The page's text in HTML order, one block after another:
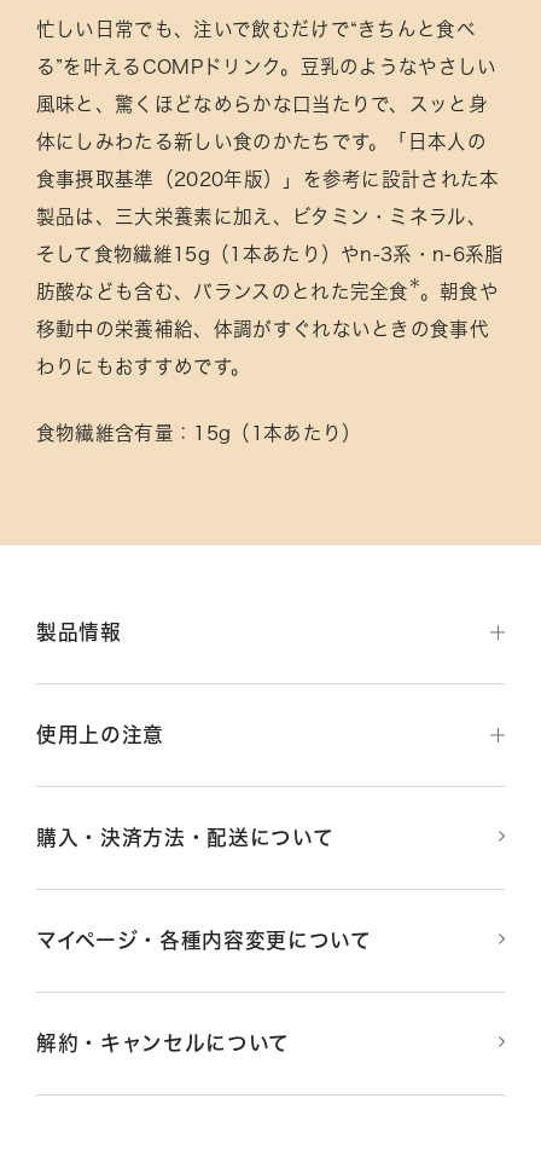
忙しい日常でも、注いで飲むだけで“きちんと食べ
る”を叶えるCOMPドリンク。豆乳のようなやさしい
風味と、驚くほどなめらかな口当たりで、スッと身
体にしみわたる新しい食のかたちです。「日本人の
食事摂取基準（2020年版）」を参考に設計された本
製品は、三大栄養素に加え、ビタミン・ミネラル、
そして食物繊維15g（1本あたり）やn-3系・n-6系脂
肪酸なども含む、バランスのとれた完全食
。朝食や
移動中の栄養補給、体調がすぐれないときの食事代
わりにもおすすめです。
食物繊維含有量：15g（1本あたり）
製品情報
使⽤上の注意
購入・決済方法・配送について
マイページ・各種内容変更について
解約・キャンセルについて